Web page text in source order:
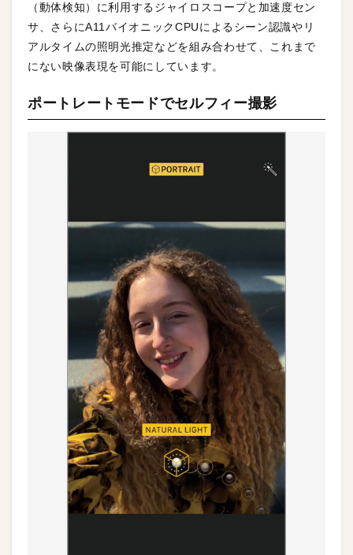
（動体検知）に利用するジャイロスコープと加速度セン
サ、さらにA11バイオニックCPUによるシーン認識やリ
アルタイムの照明光推定などを組み合わせて、これまで
にない映像表現を可能にしています。
ポートレートモードでセルフィー撮影